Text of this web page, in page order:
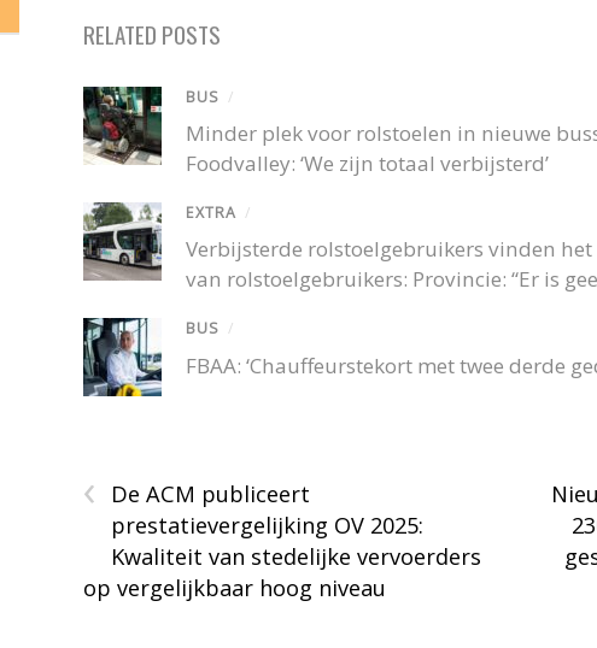
RELATED POSTS
BUS /
Minder plek voor rolstoelen in nieuwe
Foodvalley: ‘We zijn totaal verbijsterd’
EXTRA /
Verbijsterde rolstoelgebruikers vinden het
van rolstoelgebruikers: Provincie: “Er is
BUS /
FBAA: ‘Chauffeurstekort met twee derde
‹
De ACM publiceert
prestatievergelijking OV 2025:
Kwaliteit van stedelijke vervoerders
op vergelijkbaar hoog niveau